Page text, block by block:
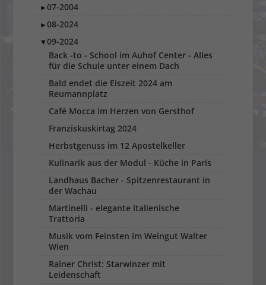
►07-2004
►08-2024
▼09-2024
Back -to - School im Auhof Center - Alles
für die Schule unter einem Dach
Bald endet die Eiszeit 2024 am
Reumannplatz
Café Mocca im Herzen von Gersthof
Franziskuskirtag 2024
Herbstgenuss im 12 Apostelkeller
Kulinarik aus der Modul - Küche in Paris
Landhaus Bacher - Spitzenrestaurant in
der Wachau
Martinelli - elegante italienische
Trattoria
Musik vom Feinsten im Weingut Walter
Wien
Rainer Christ: Starwinzer mit
Leidenschaft